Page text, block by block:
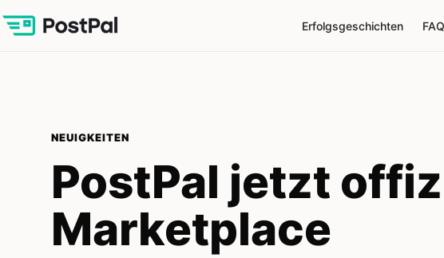
Erfolgsgeschichten FAQ
NEUIGKEITEN
PostPal jetzt
Marketplace